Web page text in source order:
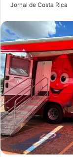
Jornal de Costa Rica